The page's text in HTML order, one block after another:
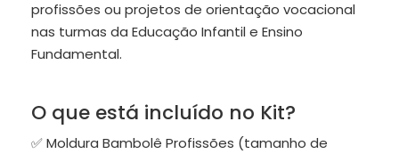
profissões ou projetos de orientação vocacional
nas turmas da Educação Infantil e Ensino
Fundamental.
O que está incluído no Kit?
✅ Moldura Bambolê Profissões (tamanho de